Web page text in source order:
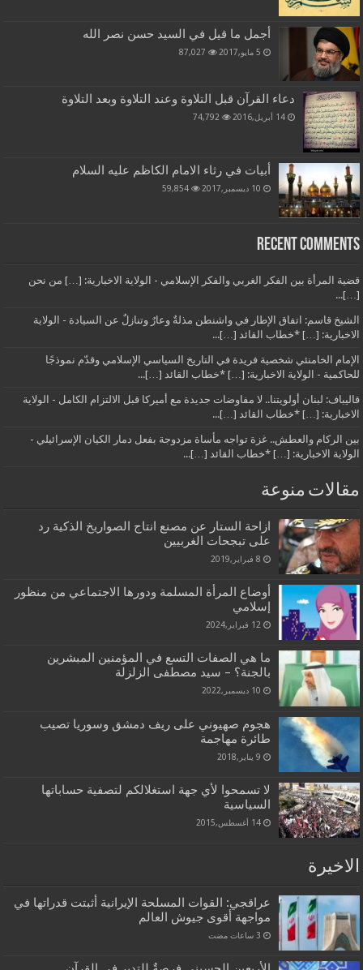
أجمل ما قيل في السيد حسن نصر الله
5 مايو,2017 87,027
دعاء القرآن قبل التلاوة وعند التلاوة وبعد التلاوة
14 أبريل,2016 74,792
أبيات في رثاء الامام الكاظم عليه السلام
10 ديسمبر,2017 59,854
Recent Comments
قضية المرأة بين الفكر الغربي والفكر الإسلامي - الولاية الاخبارية: […] من نحن
[…]...
الشيخ قاسم: اتفاق الإطار في واشنطن مذلةٌ وعارٌ وتنازلٌ عن السيادة - الولاية
الاخبارية: […] *خطاب القائد […]...
الإمام الخامنئي شخصية فريدة في التاريخ السياسي الإسلامي وقدّم نموذجًا
للحاكمية - الولاية الاخبارية: […] *خطاب القائد […]...
قاليباف: لبنان أولويتنا.. لا مفاوضات جديدة مع أميركا قبل الالتزام الكامل - الولاية
الاخبارية: […] *خطاب القائد […]...
بين الركام والعطش.. غزة تواجه مأساة مزدوجة بفعل دمار الكيان الإسرائيلي -
الولاية الاخبارية: […] *خطاب القائد […]...
مقالات منوعة
ازاحة الستار عن مصنع انتاج الصواريخ الذكية رد
على تبجحات الغربيين
8 فبراير,2019
أوضاع المرأة المسلمة ودورها الاجتماعي من منظور
إسلامي
12 فبراير,2024
ما هي الصفات التسع في المؤمنين المبشرين
بالجنة؟ – سيد مصطفى الزلزلة
10 ديسمبر,2022
هجوم صهيوني على ريف دمشق وسوريا تصيب
طائرة مهاجمة
9 يناير,2018
لا تسمحوا لأي جهة استغلالكم لتصفية حساباتها
السياسية
14 أغسطس,2015
الاخيرة
عراقجي: القوات المسلحة الإيرانية أثبتت قدراتها في
مواجهة أقوى جيوش العالم